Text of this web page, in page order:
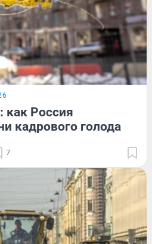
как Россия
кадрового голода
7